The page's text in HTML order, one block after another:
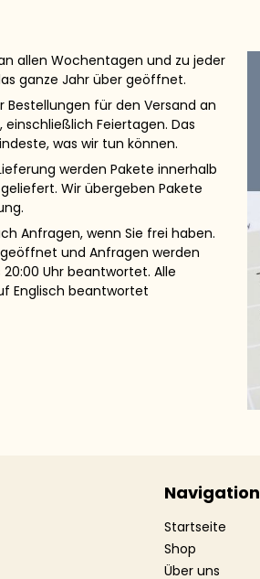
allen Wochentagen und zu jeder
ganze Jahr über geöffnet.
Bestellungen für den Versand an
Feiertagen. Das
was wir tun können.
werden Pakete innerhalb
Wir übergeben Pakete
Anfragen, wenn Sie frei haben.
und Anfragen werden
20:00 Uhr beantwortet. Alle
Englisch beantwortet
Navigation
Startseite
Shop
Über uns